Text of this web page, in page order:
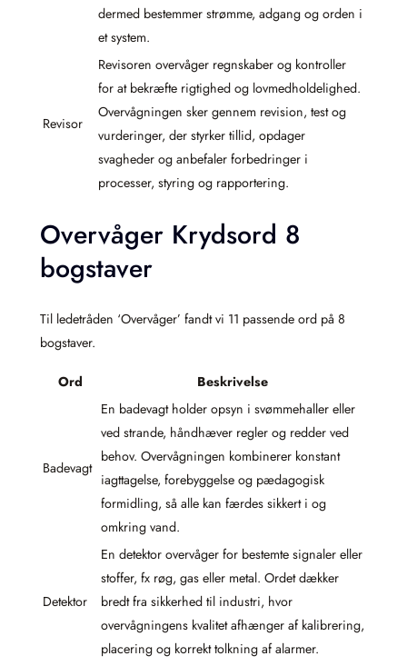
dermed bestemmer strømme, adgang og orden i
et system.
Revisor
Revisoren overvåger regnskaber og kontroller
for at bekræfte rigtighed og lovmedholdelighed.
Overvågningen sker gennem revision, test og
vurderinger, der styrker tillid, opdager
svagheder og anbefaler forbedringer i
processer, styring og rapportering.
Overvåger Krydsord 8
bogstaver
Til ledetråden ‘Overvåger’ fandt vi 11 passende ord på 8
bogstaver.
Ord Beskrivelse
Badevagt
En badevagt holder opsyn i svømmehaller eller
ved strande, håndhæver regler og redder ved
behov. Overvågningen kombinerer konstant
iagttagelse, forebyggelse og pædagogisk
formidling, så alle kan færdes sikkert i og
omkring vand.
Detektor
En detektor overvåger for bestemte signaler eller
stoffer, fx røg, gas eller metal. Ordet dækker
bredt fra sikkerhed til industri, hvor
overvågningens kvalitet afhænger af kalibrering,
placering og korrekt tolkning af alarmer.